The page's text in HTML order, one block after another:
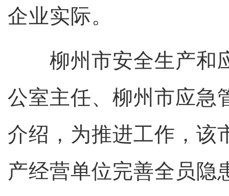
企业实际。
柳州市安全生产和
公室主任、柳州市应急
介绍，为推进工作，该
产经营单位完善全员隐